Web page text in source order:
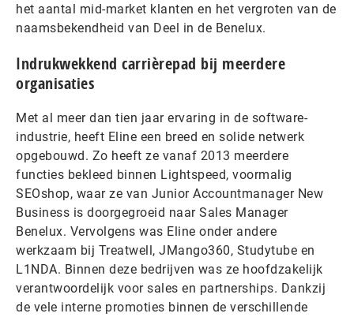
het aantal mid-market klanten en het vergroten van de
naamsbekendheid van Deel in de Benelux.
Indrukwekkend carrièrepad bij meerdere
organisaties
Met al meer dan tien jaar ervaring in de software-
industrie, heeft Eline een breed en solide netwerk
opgebouwd. Zo heeft ze vanaf 2013 meerdere
functies bekleed binnen Lightspeed, voormalig
SEOshop, waar ze van Junior Accountmanager New
Business is doorgegroeid naar Sales Manager
Benelux. Vervolgens was Eline onder andere
werkzaam bij Treatwell, JMango360, Studytube en
L1NDA. Binnen deze bedrijven was ze hoofdzakelijk
verantwoordelijk voor sales en partnerships. Dankzij
de vele interne promoties binnen de verschillende